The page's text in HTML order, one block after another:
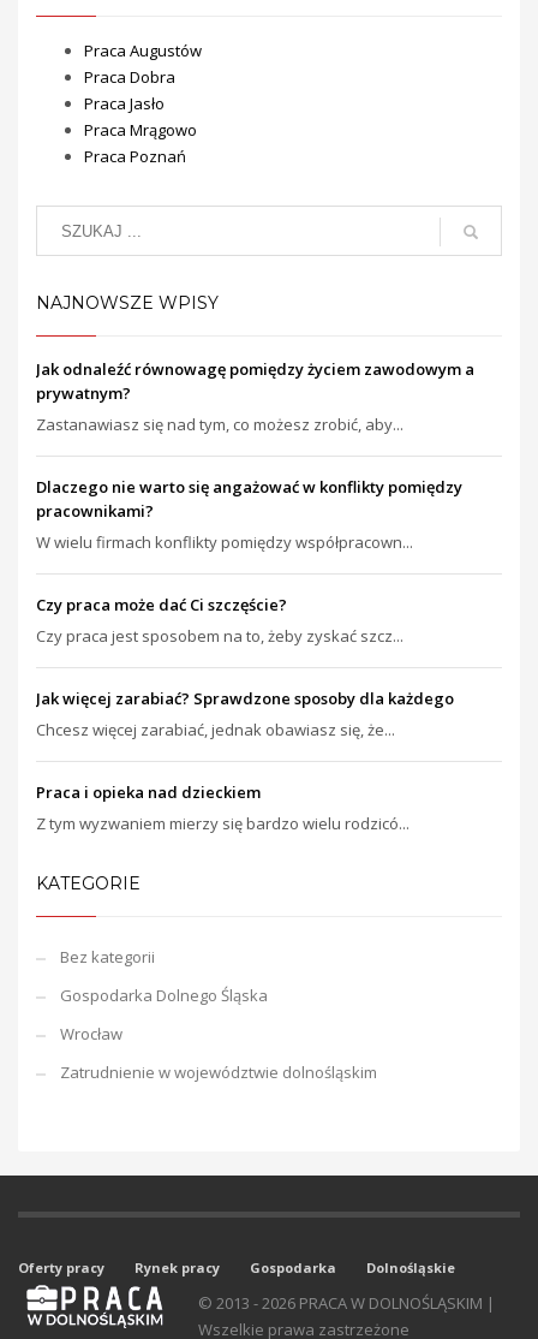
Praca Augustów
Praca Dobra
Praca Jasło
Praca Mrągowo
Praca Poznań
NAJNOWSZE WPISY
Jak odnaleźć równowagę pomiędzy życiem zawodowym a
prywatnym?
Zastanawiasz się nad tym, co możesz zrobić, aby...
Dlaczego nie warto się angażować w konflikty pomiędzy
pracownikami?
W wielu firmach konflikty pomiędzy współpracown...
Czy praca może dać Ci szczęście?
Czy praca jest sposobem na to, żeby zyskać szcz...
Jak więcej zarabiać? Sprawdzone sposoby dla każdego
Chcesz więcej zarabiać, jednak obawiasz się, że...
Praca i opieka nad dzieckiem
Z tym wyzwaniem mierzy się bardzo wielu rodzicó...
KATEGORIE
Bez kategorii
Gospodarka Dolnego Śląska
Wrocław
Zatrudnienie w województwie dolnośląskim
Oferty pracy Rynek pracy Gospodarka Dolnośląskie
© 2013 - 2026 PRACA W DOLNOŚLĄSKIM |
Wszelkie prawa zastrzeżone